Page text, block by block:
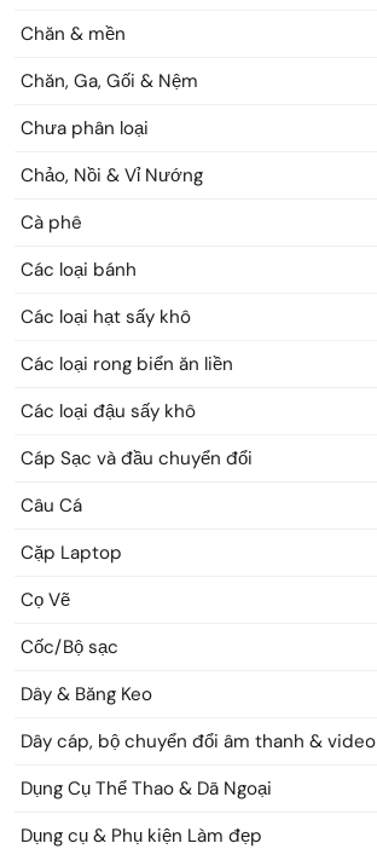
Chăn & mền
Chăn, Ga, Gối & Nệm
Chưa phân loại
Chảo, Nồi & Vỉ Nướng
Cà phê
Các loại bánh
Các loại hạt sấy khô
Các loại rong biển ăn liền
Các loại đậu sấy khô
Cáp Sạc và đầu chuyển đổi
Câu Cá
Cặp Laptop
Cọ Vẽ
Cốc/Bộ sạc
Dây & Băng Keo
Dây cáp, bộ chuyển đổi âm thanh & video
Dụng Cụ Thể Thao & Dã Ngoại
Dụng cụ & Phụ kiện Làm đẹp